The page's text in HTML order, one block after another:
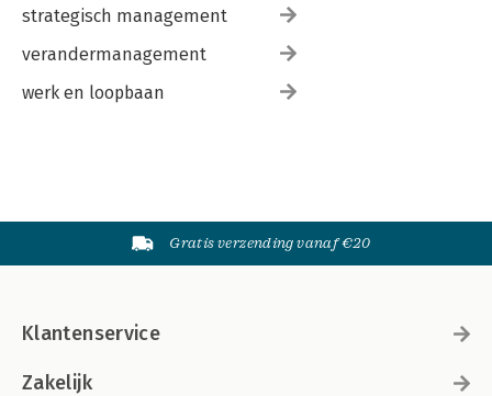
strategisch management
verandermanagement
werk en loopbaan
Gratis verzending vanaf €20
Klantenservice
Zakelijk